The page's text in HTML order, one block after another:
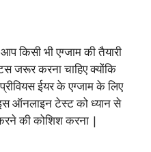
किसी भी एग्जाम की तैयारी
जरूर करना चाहिए क्योंकि
ईयर के एग्जाम के लिए
ऑनलाइन टेस्ट को ध्यान से
की कोशिश करना |